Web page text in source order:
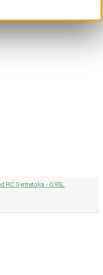
RC Syntetolja - 0.95L